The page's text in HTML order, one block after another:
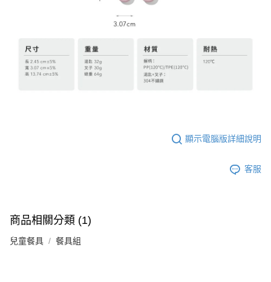
顯示電腦版詳細說明
客服
商品相關分類 (1)
兒童餐具 餐具組